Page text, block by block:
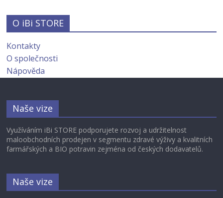
O iBi STORE
Kontakty
O společnosti
Nápověda
Naše vize
Využíváním iBi STORE podporujete rozvoj a udržitelnost
maloobchodních prodejen v segmentu zdravé výživy a kvalitních
farmářských a BIO potravin zejména od českých dodavatelů.
Naše vize